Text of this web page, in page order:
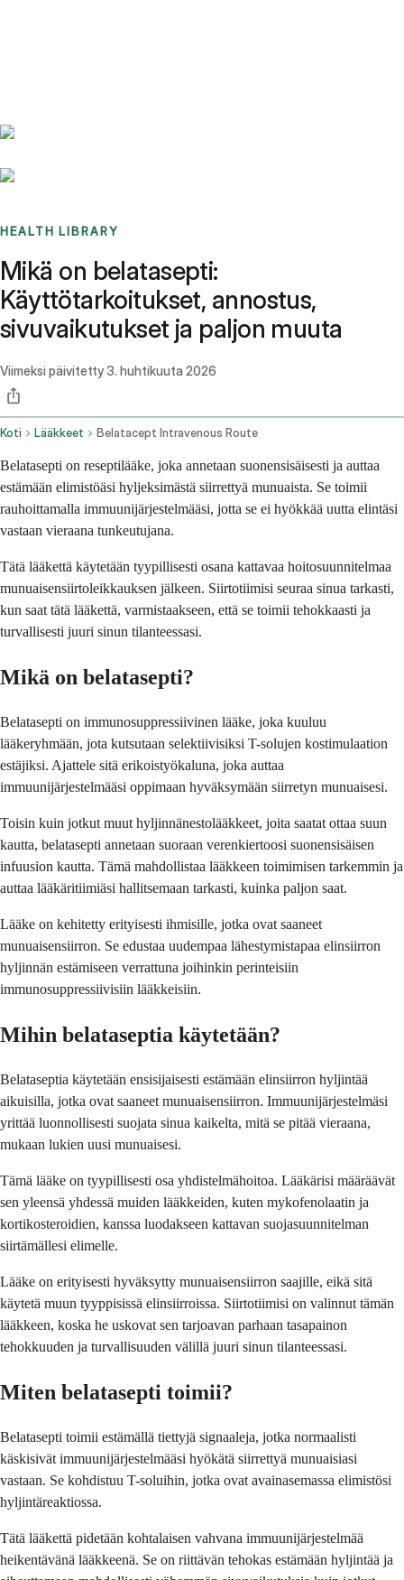
HEALTH LIBRARY
Mikä on belatasepti:
Käyttötarkoitukset, annostus,
sivuvaikutukset ja paljon muuta
Viimeksi päivitetty3. huhtikuuta 2026
Koti Lääkkeet Belatacept Intravenous Route
Belatasepti on reseptilääke, joka annetaan suonensisäisesti ja auttaa
estämään elimistöäsi hyljeksimästä siirrettyä munuaista. Se toimii
rauhoittamalla immuunijärjestelmääsi, jotta se ei hyökkää uutta elintäsi
vastaan vieraana tunkeutujana.
Tätä lääkettä käytetään tyypillisesti osana kattavaa hoitosuunnitelmaa
munuaisensiirtoleikkauksen jälkeen. Siirtotiimisi seuraa sinua tarkasti,
kun saat tätä lääkettä, varmistaakseen, että se toimii tehokkaasti ja
turvallisesti juuri sinun tilanteessasi.
Mikä on belatasepti?
Belatasepti on immunosuppressiivinen lääke, joka kuuluu
lääkeryhmään, jota kutsutaan selektiivisiksi T-solujen kostimulaation
estäjiksi. Ajattele sitä erikoistyökaluna, joka auttaa
immuunijärjestelmääsi oppimaan hyväksymään siirretyn munuaisesi.
Toisin kuin jotkut muut hyljinnänestolääkkeet, joita saatat ottaa suun
kautta, belatasepti annetaan suoraan verenkiertoosi suonensisäisen
infuusion kautta. Tämä mahdollistaa lääkkeen toimimisen tarkemmin ja
auttaa lääkäritiimiäsi hallitsemaan tarkasti, kuinka paljon saat.
Lääke on kehitetty erityisesti ihmisille, jotka ovat saaneet
munuaisensiirron. Se edustaa uudempaa lähestymistapaa elinsiirron
hyljinnän estämiseen verrattuna joihinkin perinteisiin
immunosuppressiivisiin lääkkeisiin.
Mihin belataseptia käytetään?
Belataseptia käytetään ensisijaisesti estämään elinsiirron hyljintää
aikuisilla, jotka ovat saaneet munuaisensiirron. Immuunijärjestelmäsi
yrittää luonnollisesti suojata sinua kaikelta, mitä se pitää vieraana,
mukaan lukien uusi munuaisesi.
Tämä lääke on tyypillisesti osa yhdistelmähoitoa. Lääkärisi määräävät
sen yleensä yhdessä muiden lääkkeiden, kuten mykofenolaatin ja
kortikosteroidien, kanssa luodakseen kattavan suojasuunnitelman
siirtämällesi elimelle.
Lääke on erityisesti hyväksytty munuaisensiirron saajille, eikä sitä
käytetä muun tyyppisissä elinsiirroissa. Siirtotiimisi on valinnut tämän
lääkkeen, koska he uskovat sen tarjoavan parhaan tasapainon
tehokkuuden ja turvallisuuden välillä juuri sinun tilanteessasi.
Miten belatasepti toimii?
Belatasepti toimii estämällä tiettyjä signaaleja, jotka normaalisti
käskisivät immuunijärjestelmääsi hyökätä siirrettyä munuaisiasi
vastaan. Se kohdistuu T-soluihin, jotka ovat avainasemassa elimistösi
hyljintäreaktiossa.
Tätä lääkettä pidetään kohtalaisen vahvana immuunijärjestelmää
heikentävänä lääkkeenä. Se on riittävän tehokas estämään hyljintää ja